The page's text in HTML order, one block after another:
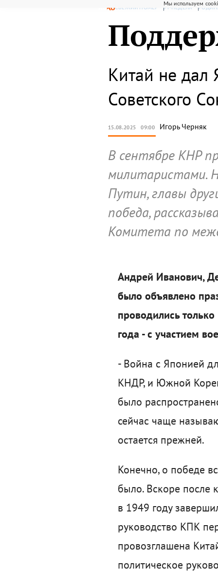
Мы используем
СВЕЖИЙ НОМЕР РГ-НЕДЕЛЯ
Китай не дал
Советского
15.08.2025 09:00 Игорь Черняк
В сентябре КНР
милитаристами.
Путин, главы
победа,
Комитета по
Андрей Иванович,
было объявлено
проводились
года - с участием
- Война с Японией
КНДР, и Южной
было
сейчас чаще
остается прежней.
Конечно, о победе
было. Вскоре после
в 1949 году
руководство КПК
провозглашена
политическое